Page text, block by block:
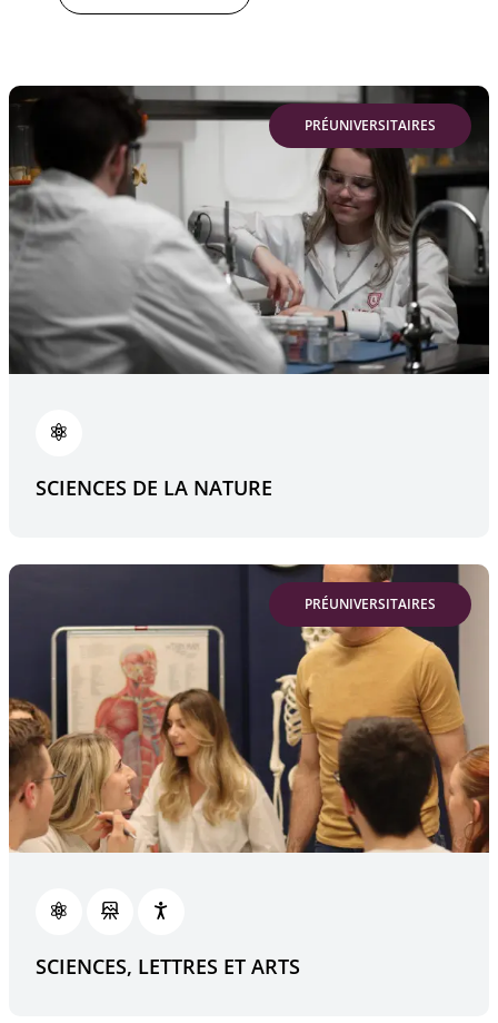
ÉTALÉ
ART PLUS ÉTUDES
CONCILIATION TRAVAIL-ÉTUDESPRÉUNIVERSITAIRES
SCIENCES DE LA NATURE
PRÉUNIVERSITAIRES
SCIENCES, LETTRES ET ARTS